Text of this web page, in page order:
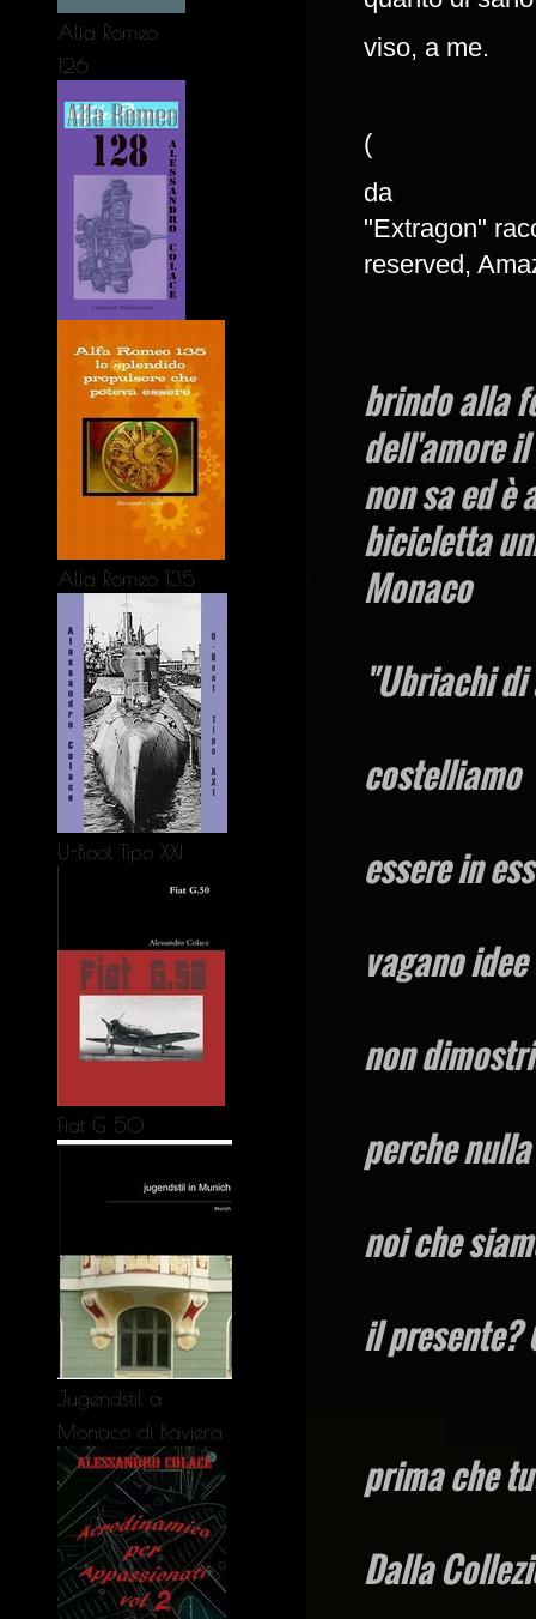
viso, a me.
(
da
"Extragon"
reserved,
brindo alla
dell'amore
non sa ed è
bicicletta
Monaco
"Ubriachi
costelliamo
essere in
vagano
non
perche
noi che
il presente?
prima che
Dalla
Alfa Romeo
126
Alfa Romeo 135
U-Boot Tipo XXI
Fiat G 50
Jugendstil a
Monaco di Baviera